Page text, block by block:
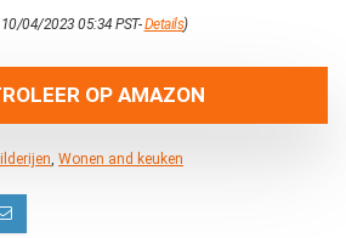
04/2023 05:34 PST-Details)
OP AMAZON
, Wonen and keuken